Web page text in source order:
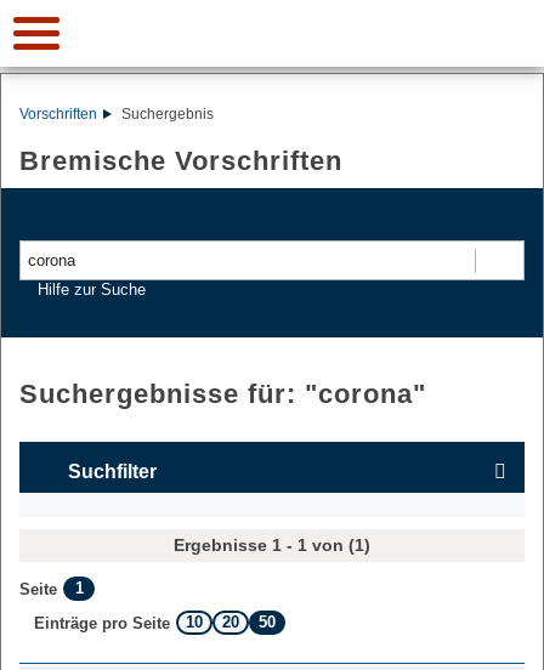
Vorschriften Suchergebnis
Bremische Vorschriften
Hilfe zur Suche
Suchergebnisse für: "corona"
Suchfilter
Ergebnisse 1 - 1 von (1)
Seite
1
Einträge pro Seite
10 20 50